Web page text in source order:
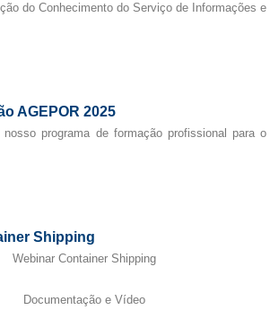
do Conhecimento do Serviço de Informações e
AGEPOR 2025
nosso programa de formação profissional para o
Shipping
Webinar Container Shipping
Documentação e Vídeo